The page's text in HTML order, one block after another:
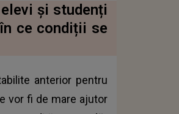
și studenți
ce condiții se
anterior pentru
vor fi de mare ajutor